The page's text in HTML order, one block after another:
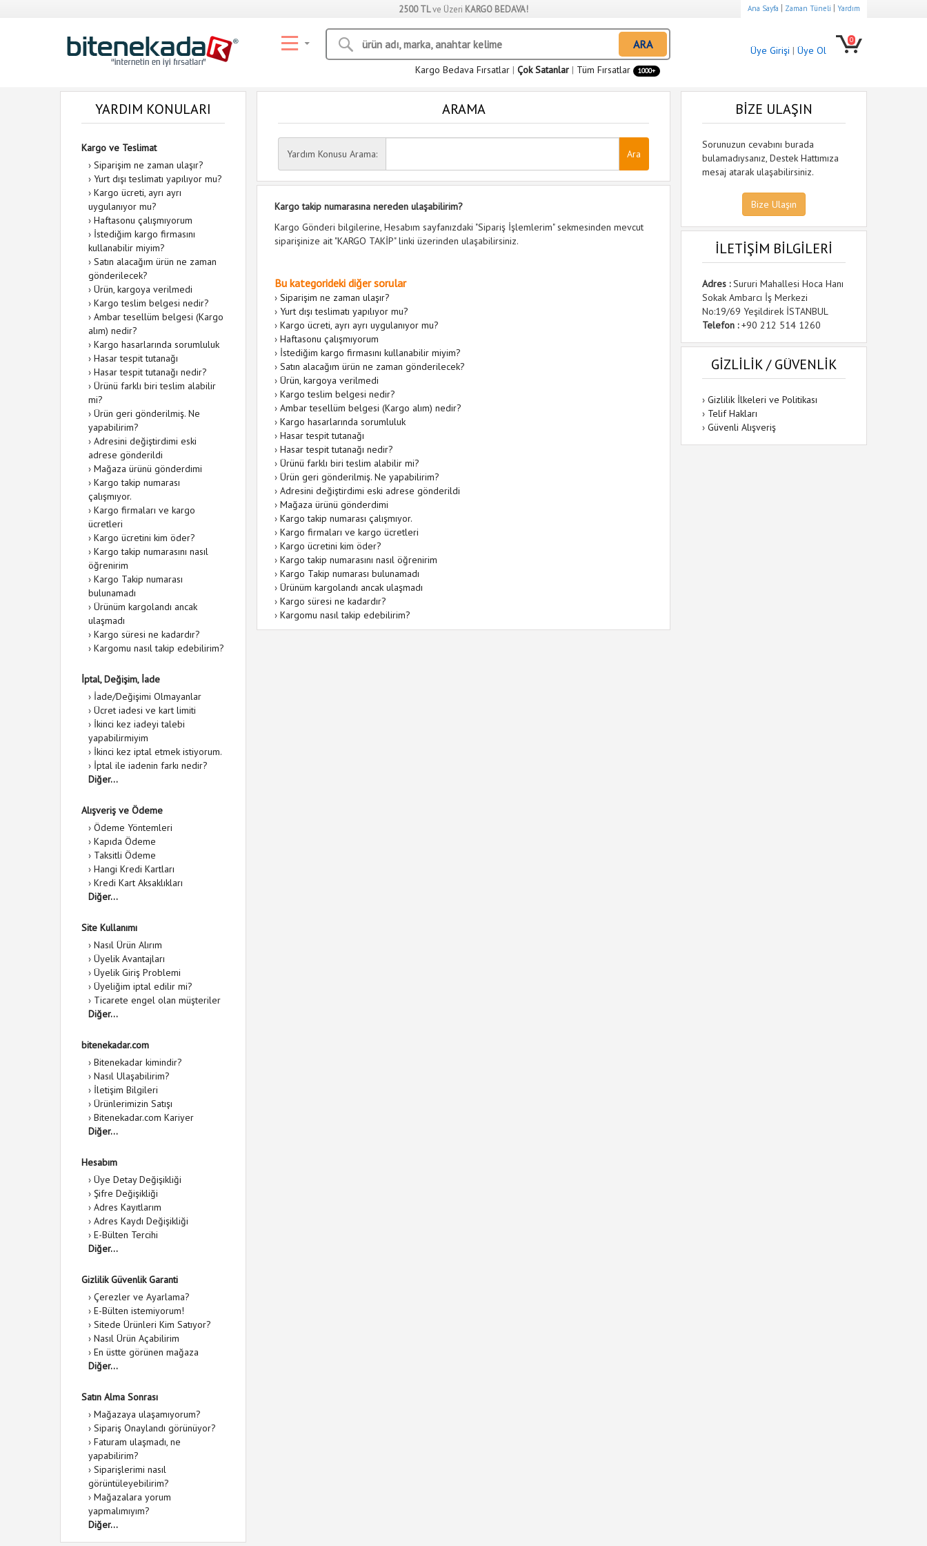
2500 TLve Üzeri KARGO BEDAVA! Ana Sayfa | Zaman Tüneli | Yardım
ARA
Kargo Bedava Fırsatlar | Çok Satanlar | Tüm Fırsatlar 1000+
Üye Girişi | Üye Ol
0
YARDIM KONULARI
Kargo ve Teslimat
› Siparişim ne zaman ulaşır?
› Yurt dışı teslimatı yapılıyor mu?
› Kargo ücreti, ayrı ayrı
uygulanıyor mu?
› Haftasonu çalışmıyorum
› İstediğim kargo firmasını
kullanabilir miyim?
› Satın alacağım ürün ne zaman
gönderilecek?
› Ürün, kargoya verilmedi
› Kargo teslim belgesi nedir?
› Ambar tesellüm belgesi (Kargo
alım) nedir?
› Kargo hasarlarında sorumluluk
› Hasar tespit tutanağı
› Hasar tespit tutanağı nedir?
› Ürünü farklı biri teslim alabilir
mi?
› Ürün geri gönderilmiş. Ne
yapabilirim?
› Adresini değiştirdimi eski
adrese gönderildi
› Mağaza ürünü gönderdimi
› Kargo takip numarası
çalışmıyor.
› Kargo firmaları ve kargo
ücretleri
› Kargo ücretini kim öder?
› Kargo takip numarasını nasıl
öğrenirim
› Kargo Takip numarası
bulunamadı
› Ürünüm kargolandı ancak
ulaşmadı
› Kargo süresi ne kadardır?
› Kargomu nasıl takip edebilirim?
İptal, Değişim, İade
› İade/Değişimi Olmayanlar
› Ücret iadesi ve kart limiti
› İkinci kez iadeyi talebi
yapabilirmiyim
› İkinci kez iptal etmek istiyorum.
› İptal ile iadenin farkı nedir?
Diğer...
Alışveriş ve Ödeme
› Ödeme Yöntemleri
› Kapıda Ödeme
› Taksitli Ödeme
› Hangi Kredi Kartları
› Kredi Kart Aksaklıkları
Diğer...
Site Kullanımı
› Nasıl Ürün Alırım
› Üyelik Avantajları
› Üyelik Giriş Problemi
› Üyeliğim iptal edilir mi?
› Ticarete engel olan müşteriler
Diğer...
bitenekadar.com
› Bitenekadar kimindir?
› Nasıl Ulaşabilirim?
› İletişim Bilgileri
› Ürünlerimizin Satışı
› Bitenekadar.com Kariyer
Diğer...
Hesabım
› Üye Detay Değişikliği
› Şifre Değişikliği
› Adres Kayıtlarım
› Adres Kaydı Değişikliği
› E-Bülten Tercihi
Diğer...
Gizlilik Güvenlik Garanti
› Çerezler ve Ayarlama?
› E-Bülten istemiyorum!
› Sitede Ürünleri Kim Satıyor?
› Nasıl Ürün Açabilirim
› En üstte görünen mağaza
Diğer...
Satın Alma Sonrası
› Mağazaya ulaşamıyorum?
› Sipariş Onaylandı görünüyor?
› Faturam ulaşmadı, ne
yapabilirim?
› Siparişlerimi nasıl
görüntüleyebilirim?
› Mağazalara yorum
yapmalımıyım?
Diğer...
ARAMA
Yardım Konusu Arama:
Kargo takip numarasına nereden ulaşabilirim?
Kargo Gönderi bilgilerine, Hesabım sayfanızdaki "Sipariş İşlemlerim" sekmesinden mevcut
siparişinize ait "KARGO TAKİP" linki üzerinden ulaşabilirsiniz.
Bu kategorideki diğer sorular
› Siparişim ne zaman ulaşır?
› Yurt dışı teslimatı yapılıyor mu?
› Kargo ücreti, ayrı ayrı uygulanıyor mu?
› Haftasonu çalışmıyorum
› İstediğim kargo firmasını kullanabilir miyim?
› Satın alacağım ürün ne zaman gönderilecek?
› Ürün, kargoya verilmedi
› Kargo teslim belgesi nedir?
› Ambar tesellüm belgesi (Kargo alım) nedir?
› Kargo hasarlarında sorumluluk
› Hasar tespit tutanağı
› Hasar tespit tutanağı nedir?
› Ürünü farklı biri teslim alabilir mi?
› Ürün geri gönderilmiş. Ne yapabilirim?
› Adresini değiştirdimi eski adrese gönderildi
› Mağaza ürünü gönderdimi
› Kargo takip numarası çalışmıyor.
› Kargo firmaları ve kargo ücretleri
› Kargo ücretini kim öder?
› Kargo takip numarasını nasıl öğrenirim
› Kargo Takip numarası bulunamadı
› Ürünüm kargolandı ancak ulaşmadı
› Kargo süresi ne kadardır?
› Kargomu nasıl takip edebilirim?
BİZE ULAŞIN
Sorunuzun cevabını burada
bulamadıysanız, Destek Hattımıza
mesaj atarak ulaşabilirsiniz.
Bize Ulaşın
İLETİŞİM BİLGİLERİ
Adres :Sururi Mahallesi Hoca Hanı
Sokak Ambarcı İş Merkezi
No:19/69 Yeşildirek İSTANBUL
Telefon :+90 212 514 1260
GİZLİLİK / GÜVENLİK
› Gizlilik İlkeleri ve Politikası
› Telif Hakları
› Güvenli Alışveriş